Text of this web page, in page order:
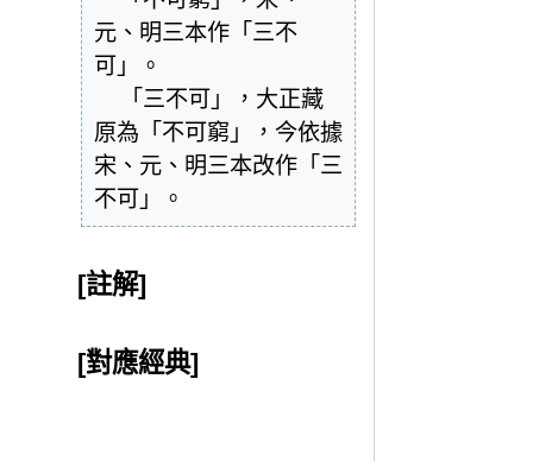
元、明三本作「三不
可」。
原為「不可窮」，今依據
宋、元、明三本改作「三
不可」。
[註解]
[對應經典]